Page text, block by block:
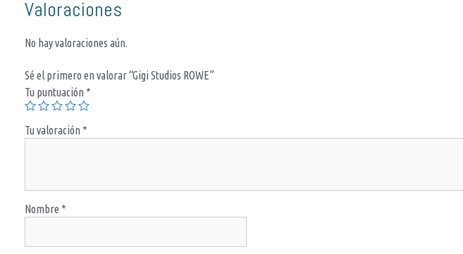
Valoraciones
No hay valoraciones aún.
Sé el primero en valorar “Gigi Studios ROWE”
Tu puntuación *
Tu valoración *
Nombre *